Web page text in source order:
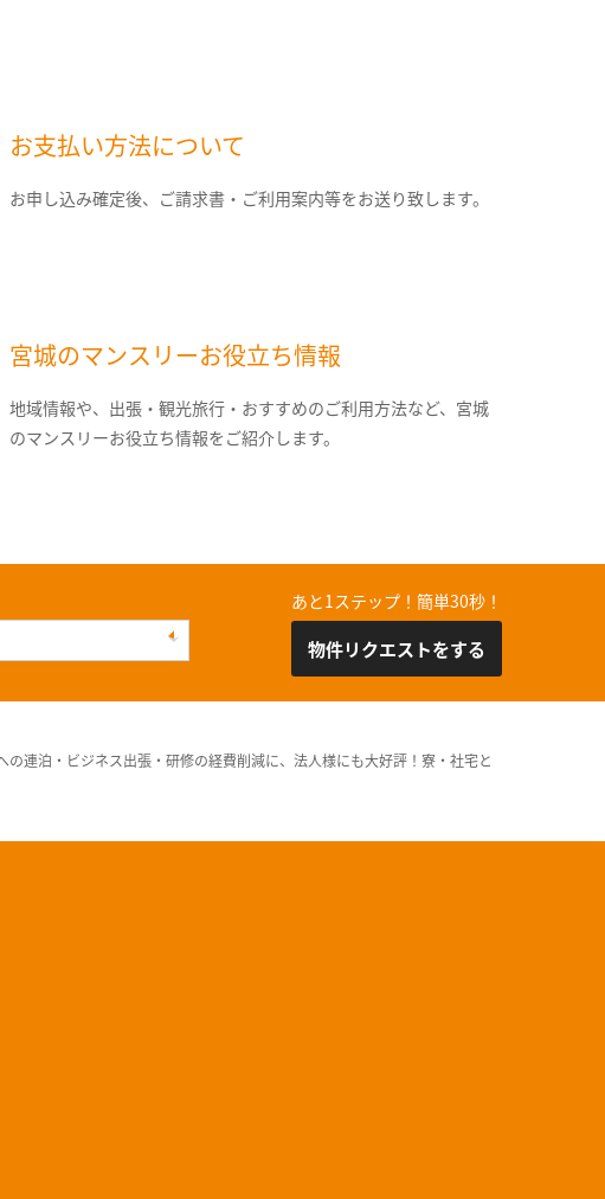
お支払い方法について
お申し込み確定後、ご請求書・ご利用案内等をお送り致します。
宮城のマンスリーお役立ち情報
地域情報や、出張・観光旅行・おすすめのご利用方法など、宮城
のマンスリーお役立ち情報をご紹介します。
あと1ステップ！簡単30秒！
物件リクエストをする
連泊・ビジネス出張・研修の経費削減に、法人様にも大好評！寮・社宅と